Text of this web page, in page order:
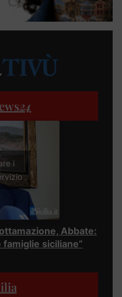
24
i
Abbate:
siciliane”